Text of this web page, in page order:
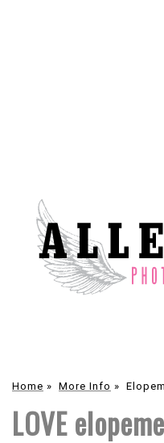
Home » More Info »
LOVE